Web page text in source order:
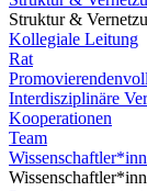
Struktur &
Kollegiale Leitung
Rat
Interdisziplinäre
Kooperationen
Team